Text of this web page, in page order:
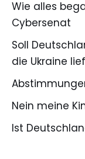
Wie alles
Cybersenat
Soll
die Ukraine
Nein meine
Ist